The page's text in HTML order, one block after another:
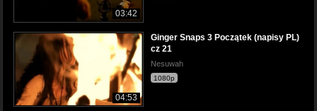
03:42
04:53
Ginger Snaps 3 Początek (napisy PL)
cz 21
Nesuwah
1080p